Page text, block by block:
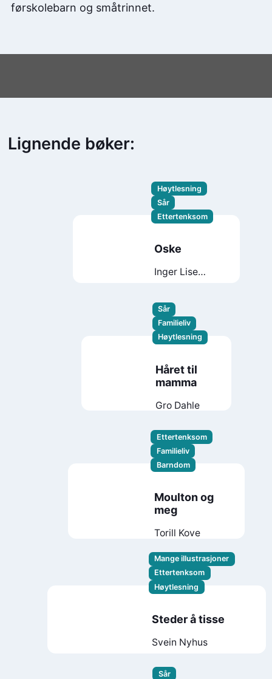
førskolebarn og småtrinnet.
Lignende bøker:
Høytlesning
Sår
Ettertenksom
Oske
Inger Lise
Sår
Familieliv
Høytlesning
Håret til
mamma
Gro Dahle
Ettertenksom
Familieliv
Barndom
Moulton og
meg
Torill Kove
Mange illustrasjoner
Ettertenksom
Høytlesning
Steder å tisse
Svein Nyhus
Sår